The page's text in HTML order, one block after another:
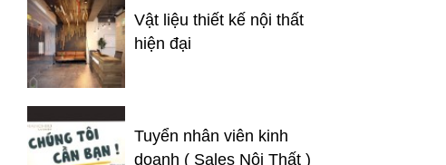
Vật liệu thiết kế nội thất
hiện đại
Tuyển nhân viên kinh
doanh ( Sales Nội Thất )